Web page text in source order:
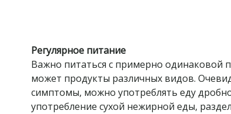
Регулярное питание
Важно питаться с примерно одинаковой
может продукты различных видов.
симптомы, можно употреблять еду
употребление сухой нежирной еды,